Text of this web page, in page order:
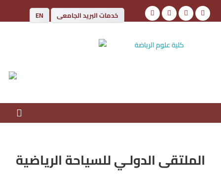
EN خدمات البريد الجامعى
كلية علوم الرياضة
جامعة أسوان
الملتقى الدولـي للسياحة الرياضية